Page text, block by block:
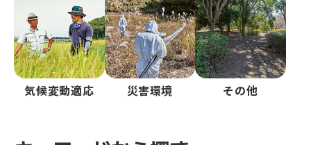
気候変動適応 災害環境 その他